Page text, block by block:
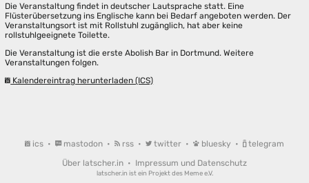
Die Veranstaltung findet in deutscher Lautsprache statt. Eine
Flüsterübersetzung ins Englische kann bei Bedarf angeboten werden. Der
Veranstaltungsort ist mit Rollstuhl zugänglich, hat aber keine
rollstuhlgeeignete Toilette.
Die Veranstaltung ist die erste Abolish Bar in Dortmund. Weitere
Veranstaltungen folgen.
Kalendereintrag herunterladen (ICS)
ics • mastodon • rss • twitter • bluesky •
telegram
Über latscher.in • Impressum und Datenschutz
latscher.in ist ein Projekt des Meme e.V.